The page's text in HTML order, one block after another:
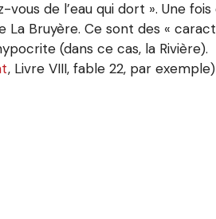
de l’eau qui dort ». Une
Bruyère. Ce sont des «
(dans ce cas, la Rivière).
, Livre VIII, fable 22, par